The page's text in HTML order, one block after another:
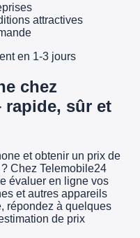
attractives
en 1-3 jours
chez
rapide, sûr et
et obtenir un prix de
Chez Telemobile24
évaluer en ligne vos
et autres appareils
répondez à quelques
de prix